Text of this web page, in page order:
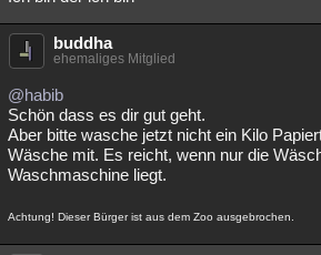
buddha
ehemaliges Mitglied
@habib
Schön dass es dir gut geht.
Aber bitte wasche jetzt nicht ein Kilo
Wäsche mit. Es reicht, wenn nur die
Waschmaschine liegt.
Achtung! Dieser Bürger ist aus dem Zoo ausgebrochen.